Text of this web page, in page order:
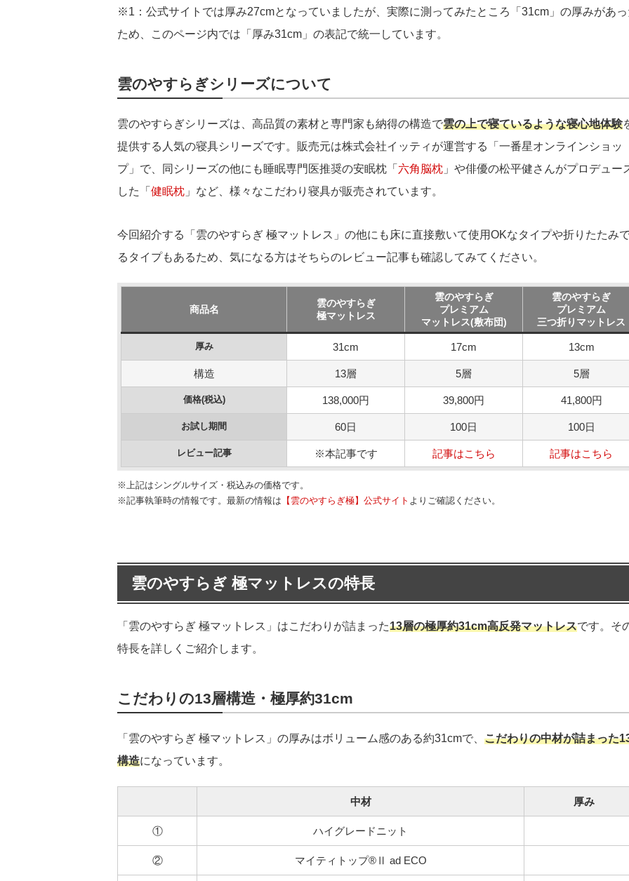
※1：公式サイトでは厚み27cmとなっていましたが、実際に測ってみたところ「31cm」の厚みがあ
ため、このページ内では「厚み31cm」の表記で統一しています。
雲のやすらぎシリーズについて
雲のやすらぎシリーズは、高品質の素材と専門家も納得の構造で雲の上で寝ているような寝心地体験
提供する人気の寝具シリーズです。販売元は株式会社イッティが運営する「一番星オンラインショッ
プ」で、同シリーズの他にも睡眠専門医推奨の安眠枕「 六角脳枕 」や俳優の松平健さんがプロデュー
した「 健眠枕 」など、様々なこだわり寝具が販売されています。
今回紹介する「雲のやすらぎ 極マットレス」の他にも床に直接敷いて使用OKなタイプや折りたたみ
るタイプもあるため、気になる方はそちらのレビュー記事も確認してみてください。
商品名
雲のやすらぎ
極マットレス
雲のやすらぎ
プレミアム
マットレス(敷布団)
雲のやすらぎ
プレミアム
三つ折りマットレス
厚み 31cm 17cm 13cm
構造 13層 5層 5層
価格(税込) 138,000円 39,800円 41,800円
お試し期間 60日 100日 100日
レビュー記事 ※本記事です 記事はこちら 記事はこちら
※上記はシングルサイズ・税込みの価格です。
※記事執筆時の情報です。最新の情報は 【雲のやすらぎ極】公式サイト よりご確認ください。
雲のやすらぎ 極マットレスの特長
「雲のやすらぎ 極マットレス」はこだわりが詰まった13層の極厚約31cm高反発マットレスです。そ
特長を詳しくご紹介します。
こだわりの13層構造・極厚約31cm
「雲のやすらぎ 極マットレス」の厚みはボリューム感のある約31cmで、 こだわりの中材が詰まった
構造になっています。
中材 厚み
① ハイグレードニット
② マイティトップ®Ⅱ ad ECO